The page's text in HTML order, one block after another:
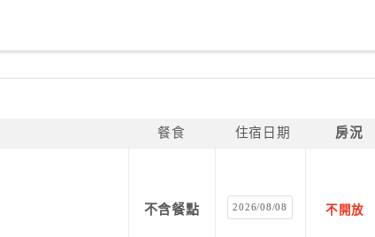
餐食 住宿日期 房況
不含餐點 2026/08/08 不開放